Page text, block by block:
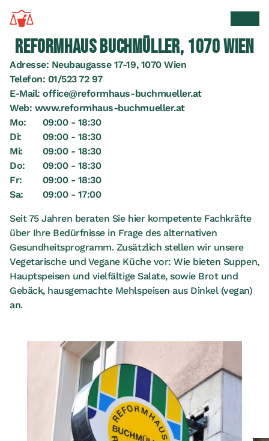
Zur Startseite
REFORMHAUS BUCHMÜLLER, 1070 WIEN
Adresse: Neubaugasse 17-19, 1070 Wien
Telefon: 01/523 72 97
E-Mail:office@reformhaus-buchmueller.at
Web: www.reformhaus-buchmueller.at
Mo:
09:00 - 18:30
Di:
09:00 - 18:30
Mi:
09:00 - 18:30
Do:
09:00 - 18:30
Fr:
09:00 - 18:30
Sa:
09:00 - 17:00
Seit 75 Jahren beraten Sie hier kompetente Fachkräfte
über Ihre Bedürfnisse in Frage des alternativen
Gesundheitsprogramm. Zusätzlich stellen wir unsere
Vegetarische und Vegane Küche vor: Wie bieten Suppen,
Hauptspeisen und vielfältige Salate, sowie Brot und
Gebäck, hausgemachte Mehlspeisen aus Dinkel (vegan)
an.